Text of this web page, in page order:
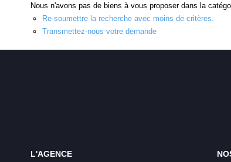
Nous n'avons pas de biens à vous proposer dans la
Re-soumettre la recherche avec moins de critères.
Transmettez-nous votre demande
L'AGENCE